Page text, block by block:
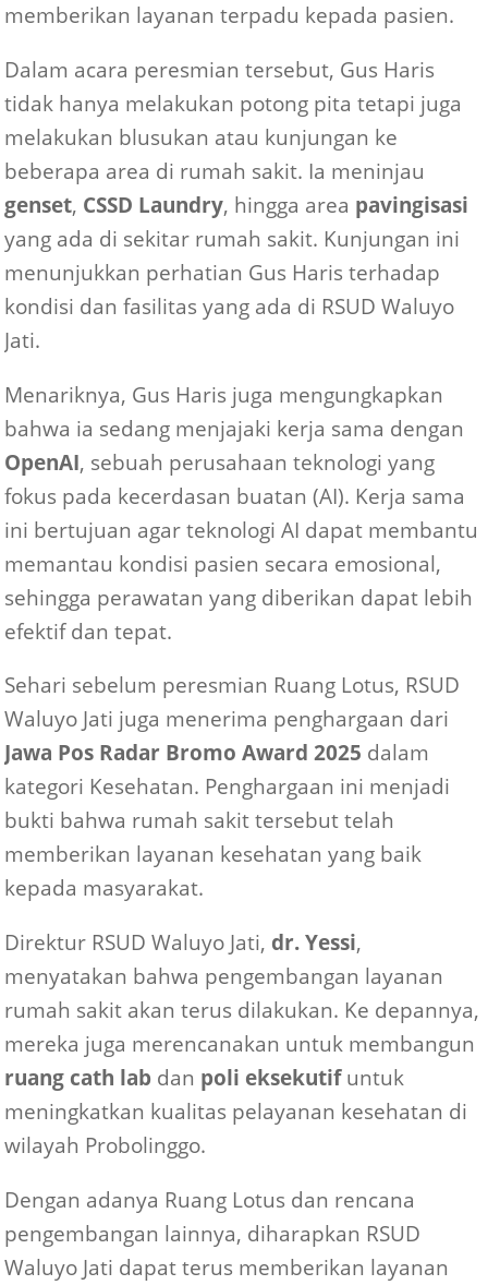
memberikan layanan terpadu kepada pasien.
Dalam acara peresmian tersebut, Gus Haris
tidak hanya melakukan potong pita tetapi juga
melakukan blusukan atau kunjungan ke
beberapa area di rumah sakit. Ia meninjau
genset, CSSD Laundry, hingga area pavingisasi
yang ada di sekitar rumah sakit. Kunjungan ini
menunjukkan perhatian Gus Haris terhadap
kondisi dan fasilitas yang ada di RSUD Waluyo
Jati.
Menariknya, Gus Haris juga mengungkapkan
bahwa ia sedang menjajaki kerja sama dengan
OpenAI, sebuah perusahaan teknologi yang
fokus pada kecerdasan buatan (AI). Kerja sama
ini bertujuan agar teknologi AI dapat membantu
memantau kondisi pasien secara emosional,
sehingga perawatan yang diberikan dapat lebih
efektif dan tepat.
Sehari sebelum peresmian Ruang Lotus, RSUD
Waluyo Jati juga menerima penghargaan dari
Jawa Pos Radar Bromo Award 2025 dalam
kategori Kesehatan. Penghargaan ini menjadi
bukti bahwa rumah sakit tersebut telah
memberikan layanan kesehatan yang baik
kepada masyarakat.
Direktur RSUD Waluyo Jati, dr. Yessi,
menyatakan bahwa pengembangan layanan
rumah sakit akan terus dilakukan. Ke depannya,
mereka juga merencanakan untuk membangun
ruang cath lab dan poli eksekutifuntuk
meningkatkan kualitas pelayanan kesehatan di
wilayah Probolinggo.
Dengan adanya Ruang Lotus dan rencana
pengembangan lainnya, diharapkan RSUD
Waluyo Jati dapat terus memberikan layanan